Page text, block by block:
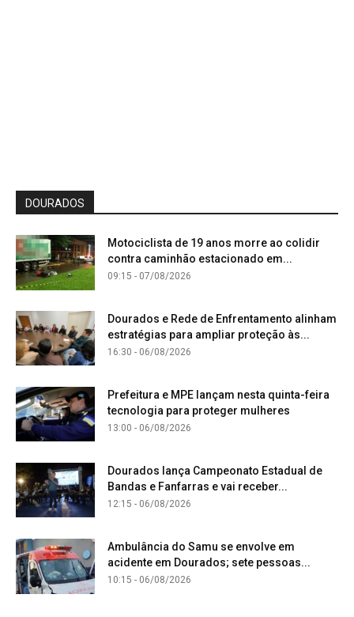
DOURADOS
Motociclista de 19 anos morre ao colidir
contra caminhão estacionado em...
09:15 - 07/08/2026
Dourados e Rede de Enfrentamento alinham
estratégias para ampliar proteção às...
16:30 - 06/08/2026
Prefeitura e MPE lançam nesta quinta-feira
tecnologia para proteger mulheres
13:00 - 06/08/2026
Dourados lança Campeonato Estadual de
Bandas e Fanfarras e vai receber...
12:15 - 06/08/2026
Ambulância do Samu se envolve em
acidente em Dourados; sete pessoas...
10:15 - 06/08/2026